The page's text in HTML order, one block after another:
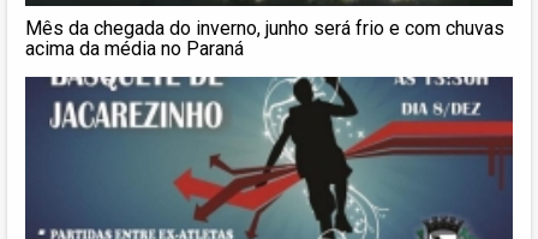
Mês da chegada do inverno, junho será frio e com chuvas
acima da média no Paraná